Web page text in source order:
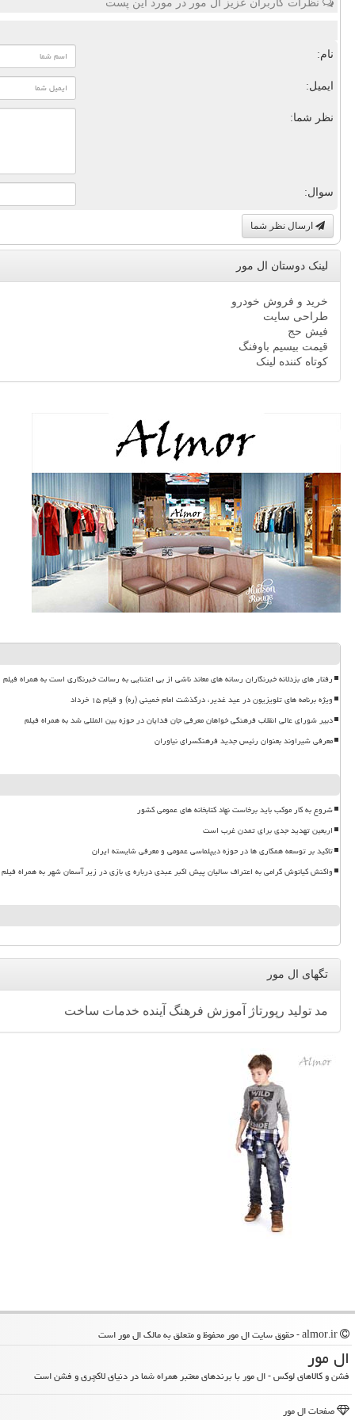
نظرات کاربران عزیز ال مور در مورد این پست
نام:
ایمیل:
نظر شما:
سوال:
ارسال نظر شما
لینک دوستان ال مور
خرید و فروش خودرو
طراحی سایت
فیش حج
قیمت بیسیم باوفنگ
کوتاه کننده لینک
رفتار های بزدلانه خبرنگاران رسانه های معاند ناشی از بی اعتنایی به رسالت خبرنگاری است به همراه فیلم
ویژه برنامه های تلویزیون در عید غدیر، درگذشت امام خمینی (ره) و قیام ۱۵ خرداد
دبیر شورای عالی انقلاب فرهنگی خواهان معرفی جان فدایان در حوزه بین المللی شد به همراه فیلم
معرفی شیراوند بعنوان رئیس جدید فرهنگسرای نیاوران
شروع به کار موکب باید برخاست نهاد کتابخانه های عمومی کشور
اربعین تهدید جدی برای تمدن غرب است
تاکید بر توسعه همکاری ها در حوزه دیپلماسی عمومی و معرفی شایسته ایران
واکنش کیانوش گرامی به اعتراف سالیان پیش اکبر عبدی درباره ی بازی در زیر آسمان شهر به همراه فیلم
تگهای ال مور
مد تولید رپورتاژ آموزش فرهنگ آینده خدمات ساخت
ال مور
فشن و کالاهای لوکس - ال مور با برندهای معتبر همراه شما در دنیای لاکچری و فشن است
صفحات ال مور